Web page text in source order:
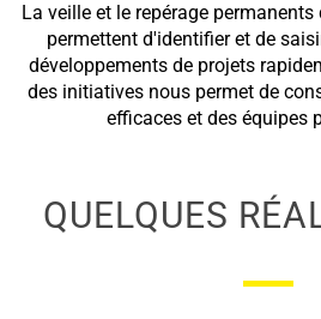
La veille et le repérage
permettent d'identifier et de
développements de projets
des initiatives nous permet de
efficaces et des équipes
QUELQUES